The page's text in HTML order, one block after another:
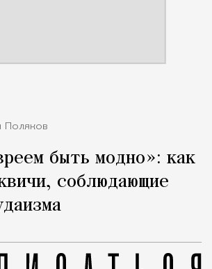
Поляков
быть модно»: как
соблюдающие